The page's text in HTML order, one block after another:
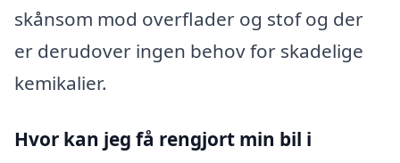
skånsom mod overflader og stof og der
er derudover ingen behov for skadelige
kemikalier.
Hvor kan jeg få rengjort min bil i